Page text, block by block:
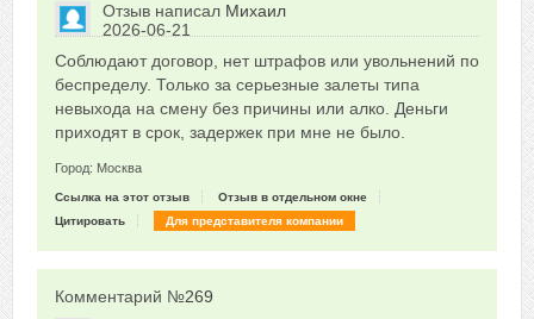
Отзыв написал Михаил
2026-06-21
0
Сказать друзьям об отзыве
Соблюдают договор, нет штрафов или увольнений по
беспределу. Только за серьезные залеты типа
невыхода на смену без причины или алко. Деньги
приходят в срок, задержек при мне не было.
Город: Москва
Ссылка на этот отзыв
Отзыв в отдельном окне
Цитировать
Для представителя компании
Комментарий №269